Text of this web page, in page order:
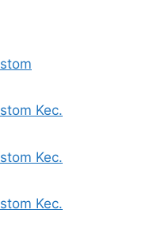
Kec.
Kec.
Kec.